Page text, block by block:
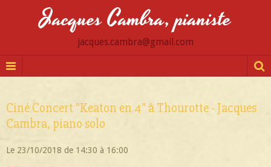
Jacques Cambra, pianiste
jacques.cambra@gmail.com
Ciné Concert "Keaton en 4" à Thourotte - Jacques
Cambra, piano solo
Le 23/10/2018 de 14:30 à 16:00